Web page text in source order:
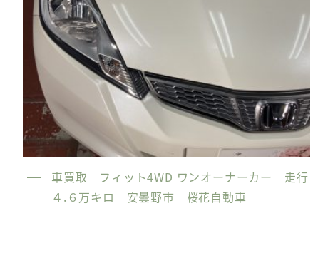
車買取 フィット4WD ワンオーナーカー 走行
４.６万キロ 安曇野市 桜花自動車